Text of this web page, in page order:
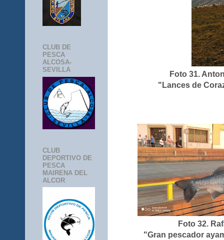
Foto 31.
"Lances de
Foto 32.
"Gran pescador
CLUB DE
PESCA
ALCOSA-
SEVILLA
CLUB
DEPORTIVO DE
PESCA
MAIRENA DEL
ALCOR